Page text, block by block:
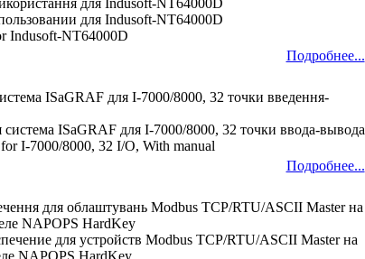
для Indusoft-NT64000D
Indusoft-NT64000D
Подробнее...
ISaGRAF для I-7000/8000, 32 точки введення-
система ISaGRAF для I-7000/8000, 32 точки ввода-вывода
I-7000/8000, 32 I/O, With manual
Подробнее...
для облаштувань Modbus TCP/RTU/ASCII Master на
NAPOPS HardKey
для устройств Modbus TCP/RTU/ASCII Master на
NAPOPS HardKey